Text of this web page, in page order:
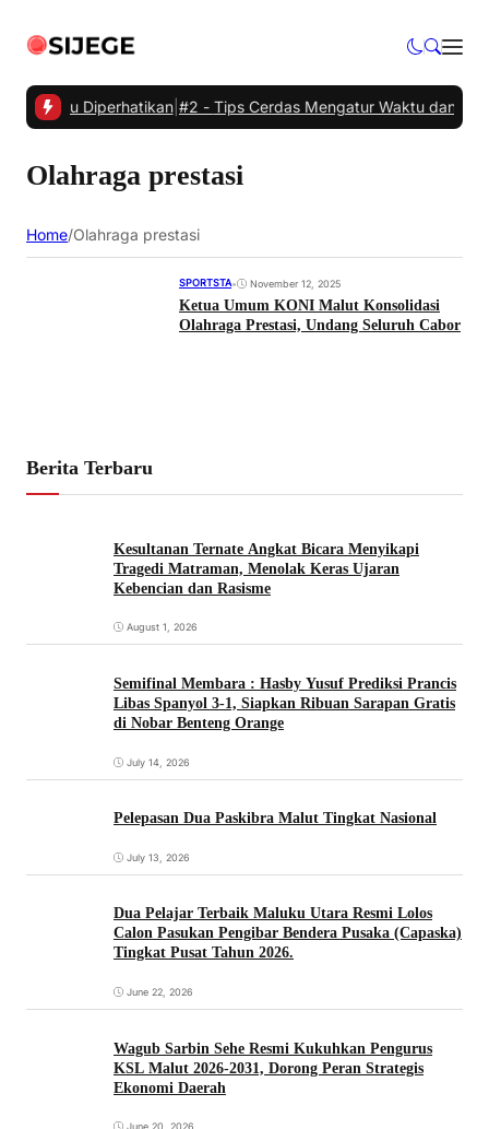
Perlu Diperhatikan|#2 - Tips Cerdas Mengatur Waktu dan
Olahraga prestasi
Home/Olahraga prestasi
SPORTSTA• November 12, 2025
Ketua Umum KONI Malut Konsolidasi
Olahraga Prestasi, Undang Seluruh Cabor
Berita Terbaru
Kesultanan Ternate Angkat Bicara Menyikapi
Tragedi Matraman, Menolak Keras Ujaran
Kebencian dan Rasisme
August 1, 2026
Semifinal Membara : Hasby Yusuf Prediksi Prancis
Libas Spanyol 3-1, Siapkan Ribuan Sarapan Gratis
di Nobar Benteng Orange
July 14, 2026
Pelepasan Dua Paskibra Malut Tingkat Nasional
July 13, 2026
Dua Pelajar Terbaik Maluku Utara Resmi Lolos
Calon Pasukan Pengibar Bendera Pusaka (Capaska)
Tingkat Pusat Tahun 2026.
June 22, 2026
Wagub Sarbin Sehe Resmi Kukuhkan Pengurus
KSL Malut 2026-2031, Dorong Peran Strategis
Ekonomi Daerah
June 20, 2026